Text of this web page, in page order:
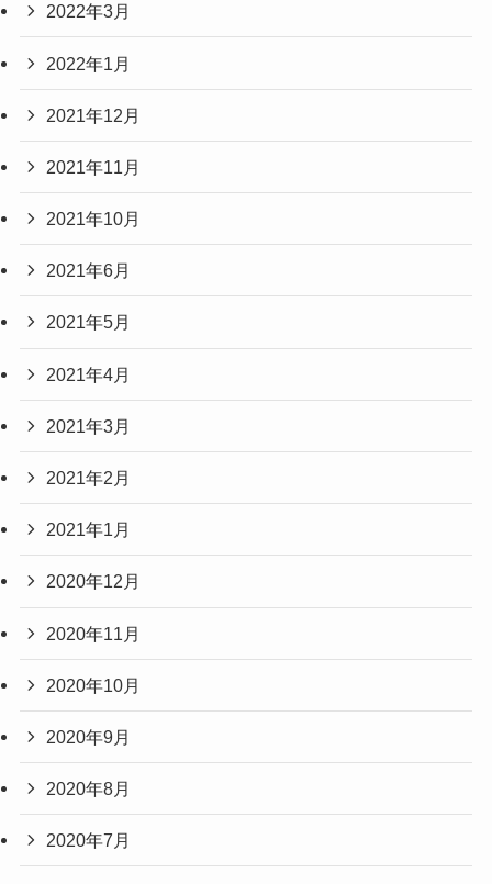
2022年3月
2022年1月
2021年12月
2021年11月
2021年10月
2021年6月
2021年5月
2021年4月
2021年3月
2021年2月
2021年1月
2020年12月
2020年11月
2020年10月
2020年9月
2020年8月
2020年7月